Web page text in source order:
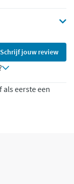
Schrijf jouw review
als eerste een